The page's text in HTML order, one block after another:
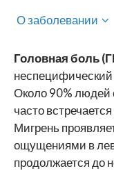
О заболевании
Головная боль
Около 90% людей
часто
Мигрень
ощущениями в
продолжается до